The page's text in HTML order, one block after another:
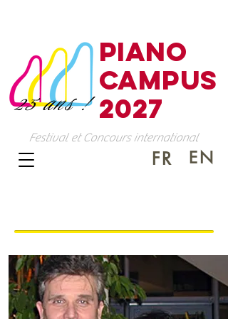
25 ans !
Festival et Concours international
PIANO
CAMPUS
2027
FR EN